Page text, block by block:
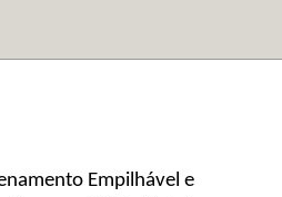
Empilhável e